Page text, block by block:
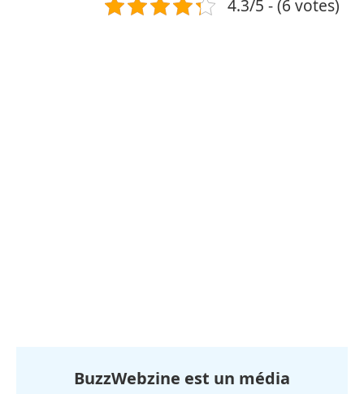
4.3/5 - (6 votes)
BuzzWebzine est un média